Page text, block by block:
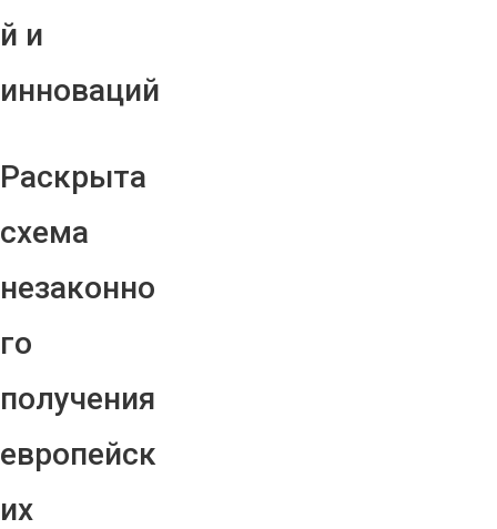
й и
инноваций
Раскрыта
схема
незаконно
го
получения
европейск
их